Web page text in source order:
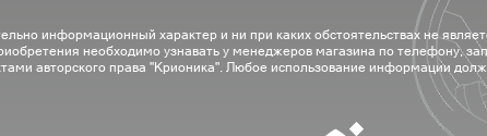
информационный характер и ни при каких обстоятельствах не
необходимо узнавать у менеджеров магазина по телефону,
авторского права "Крионика". Любое использование информации